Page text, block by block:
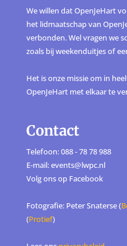
We willen dat OpenJeHart
het lidmaatschap van
verbonden. Wel vragen we
zoals bij weekenduitjes of
Het is onze missie om in
OpenJeHart met elkaar te
Contact
Telefoon: 088 - 78 78 988
E-mail: events@lwpc.nl
Volg ons op Facebook
Fotografie: Peter Snaterse (
(Protief)